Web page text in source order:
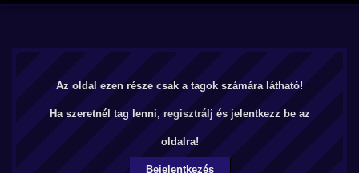
Az oldal ezen része csak a tagok számára látható!
Ha szeretnél tag lenni, regisztrálj és jelentkezz be az
oldalra!
Bejelentkezés